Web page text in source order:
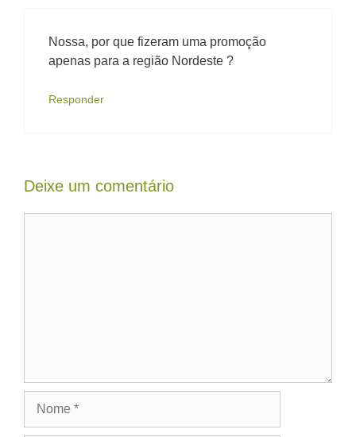
Nossa, por que fizeram uma promoção
apenas para a região Nordeste ?
Responder
Deixe um comentário